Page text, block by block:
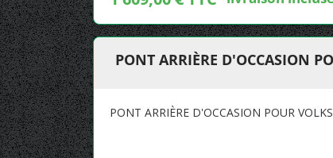
PONT ARRIÈRE D'OCCASION
PONT ARRIÈRE D'OCCASION POUR